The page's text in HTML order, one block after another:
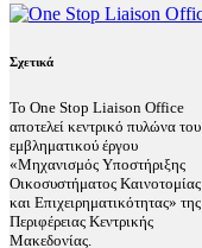
Σχετικά
Το One Stop Liaison Office
αποτελεί κεντρικό πυλώνα του
εμβληματικού έργου
«Μηχανισμός Υποστήριξης
Οικοσυστήματος Καινοτομίας
και Επιχειρηματικότητας» της
Περιφέρειας Κεντρικής
Μακεδονίας.